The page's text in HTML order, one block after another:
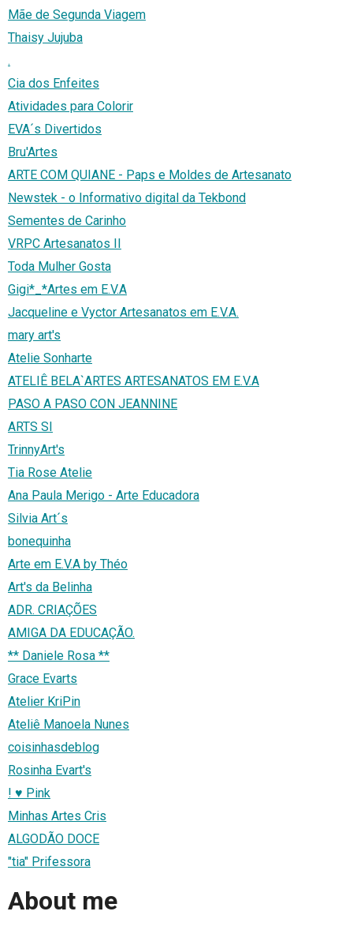
Mãe de Segunda Viagem
Thaisy Jujuba
.
Cia dos Enfeites
Atividades para Colorir
EVA´s Divertidos
Bru'Artes
ARTE COM QUIANE - Paps e Moldes de Artesanato
Newstek - o Informativo digital da Tekbond
Sementes de Carinho
VRPC Artesanatos II
Toda Mulher Gosta
Gigi*_*Artes em E.V.A
Jacqueline e Vyctor Artesanatos em E.V.A.
mary art's
Atelie Sonharte
ATELIÊ BELA`ARTES ARTESANATOS EM E.V.A
PASO A PASO CON JEANNINE
ARTS SI
TrinnyArt's
Tia Rose Atelie
Ana Paula Merigo - Arte Educadora
Silvia Art´s
bonequinha
Arte em E.V.A by Théo
Art's da Belinha
ADR. CRIAÇÕES
AMIGA DA EDUCAÇÃO.
** Daniele Rosa **
Grace Evarts
Atelier KriPin
Ateliê Manoela Nunes
coisinhasdeblog
Rosinha Evart's
! ♥ Pink
Minhas Artes Cris
ALGODÃO DOCE
"tia" Prifessora
About me